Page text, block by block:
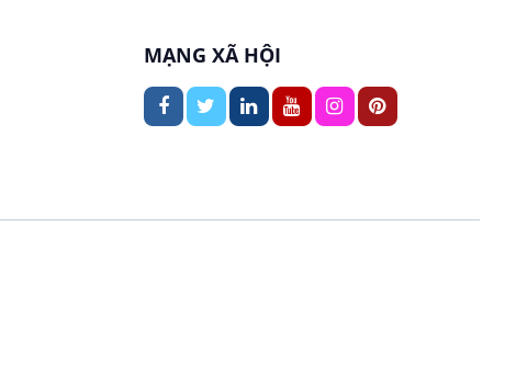
Lao Động Phổ Thông
Việc làm tại Hưng Phú
Việc làm tại Phước Thới
MẠNG XÃ HỘI